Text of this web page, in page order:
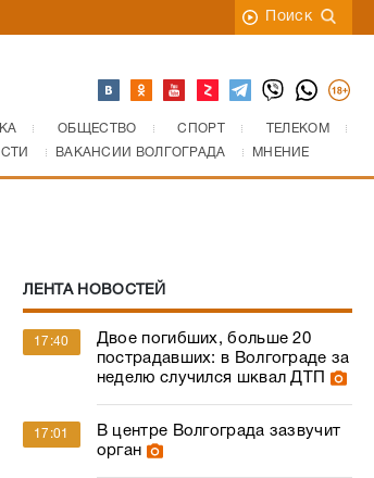
Поиск
ОБЩЕСТВО СПОРТ
ТЕЛЕКОМ
ВАКАНСИИ ВОЛГОГРАДА МНЕНИЕ
ЛЕНТА НОВОСТЕЙ
17:40
Двое погибших, больше 20
пострадавших: в Волгограде за
неделю случился шквал ДТП
17:01
В центре Волгограда зазвучит
орган